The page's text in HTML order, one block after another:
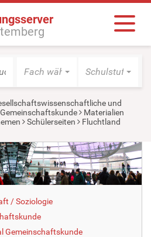
Fach wählen Schulstufe
und
Gemeinschaftskunde
Materialien
Schülerseiten
Fluchtland
/ Soziologie
Gemeinschaftskunde